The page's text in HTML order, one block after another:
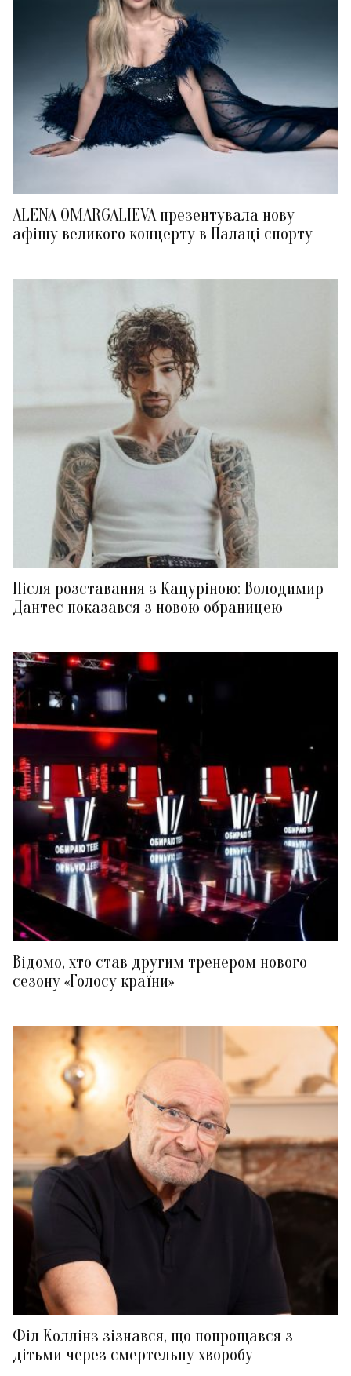
ALENA OMARGALIEVA презентувала нову
афішу великого концерту в Палаці спорту
Після розставання з Кацуріною: Володимир
Дантес показався з новою обраницею
Відомо, хто став другим тренером нового
сезону «Голосу країни»
Філ Коллінз зізнався, що попрощався з
дітьми через смертельну хворобу